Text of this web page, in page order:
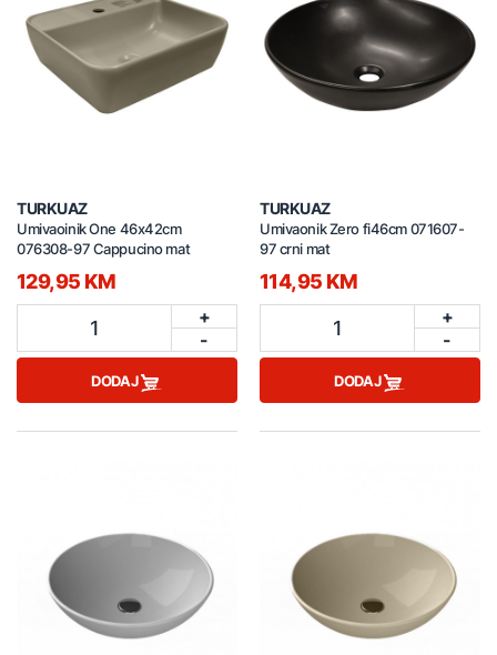
TURKUAZ
Umivaoinik One 46x42cm
076308-97 Cappucino mat
129,95 KM
1
+
-
DODAJ
TURKUAZ
Umivaonik Zero fi46cm 071607-
97 crni mat
114,95 KM
1
+
-
DODAJ